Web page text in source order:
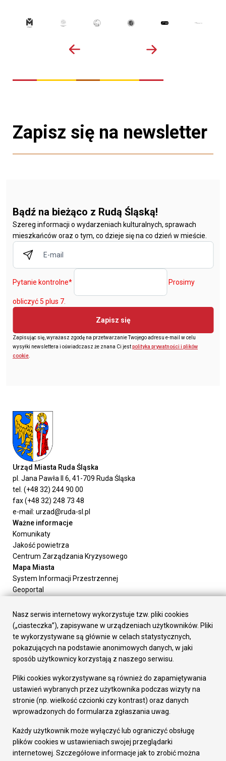
Zapisz się na newsletter
Bądź na bieżąco z Rudą Śląską!
Szereg informacji o wydarzeniach kulturalnych, sprawach
mieszkańców oraz o tym, co dzieje się na co dzień w mieście.
Pytanie kontrolne* Prosimy
obliczyć 5 plus 7.
Zapisz się
Zapisując się, wyrażasz zgodę na przetwarzanie Twojego adresu e-mail w celu
wysyłki newslettera i oświadczasz że znana Ci jestpolityka prywatności i plików
cookie.
Urząd Miasta Ruda Śląska
pl. Jana Pawła II 6, 41-709 Ruda Śląska
tel. (+48 32) 244 90 00
fax (+48 32) 248 73 48
e-mail: urzad@ruda-sl.pl
Ważne informacje
Komunikaty
Jakość powietrza
Centrum Zarządzania Kryzysowego
Mapa Miasta
System Informacji Przestrzennej
Geoportal
Załatw sprawę
Prezydent Miasta
Rada Miasta
Wydziały
Elektroniczna Skrzynka Podawcza
Gospodarka
Fundusze europejskie
Środki krajowe
Oferty inwestycyjne
Pozostałe
Deklaracja dostępności
Dane osobowe
Nasz serwis internetowy wykorzystuje tzw. pliki cookies
(„ciasteczka”), zapisywane w urządzeniach użytkowników. Pliki
te wykorzystywane są głównie w celach statystycznych,
pokazujących na podstawie anonimowych danych, w jaki
sposób użytkownicy korzystają z naszego serwisu.
Pliki cookies wykorzystywane są również do zapamiętywania
ustawień wybranych przez użytkownika podczas wizyty na
stronie (np. wielkość czcionki czy kontrast) oraz danych
wprowadzonych do formularza zgłaszania uwag.
Każdy użytkownik może wyłączyć lub ograniczyć obsługę
plików cookies w ustawieniach swojej przeglądarki
internetowej. Szczegółowe informacje jak to zrobić można